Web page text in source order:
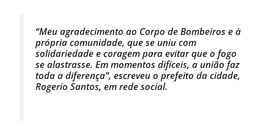
“Meu agradecimento ao Corpo de Bombeiros e à
própria comunidade, que se uniu com
solidariedade e coragem para evitar que o fogo
se alastrasse. Em momentos difíceis, a união faz
toda a diferença”, escreveu o prefeito da cidade,
Rogerio Santos, em rede social.